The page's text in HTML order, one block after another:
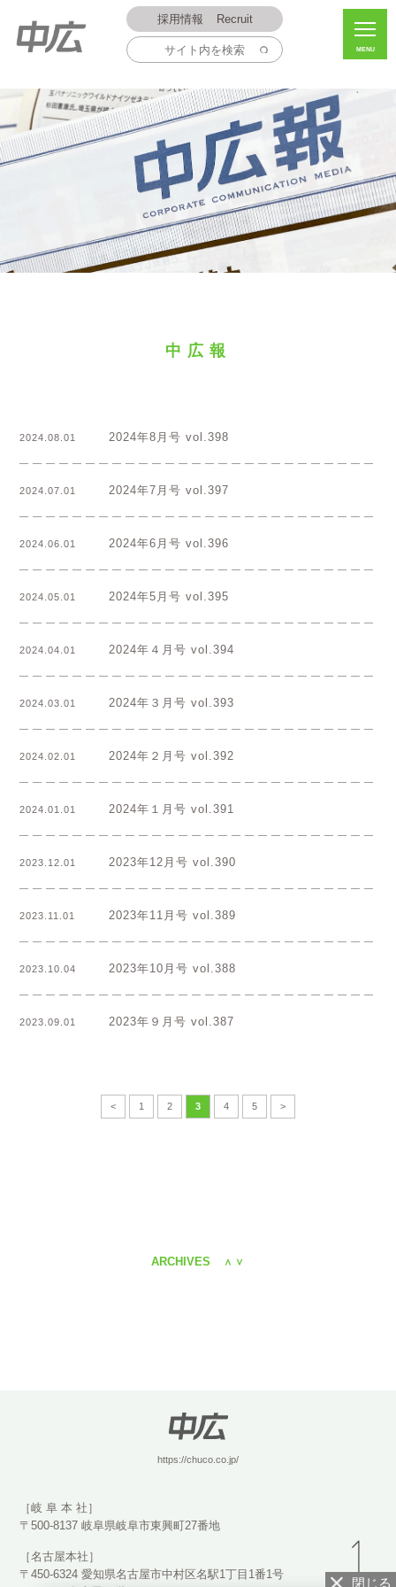
採用情報 Recruit
MENU
中広報
2024.08.01 2024年8月号 vol.398
2024.07.01 2024年7月号 vol.397
2024.06.01 2024年6月号 vol.396
2024.05.01 2024年5月号 vol.395
2024.04.01 2024年４月号 vol.394
2024.03.01 2024年３月号 vol.393
2024.02.01 2024年２月号 vol.392
2024.01.01 2024年１月号 vol.391
2023.12.01 2023年12月号 vol.390
2023.11.01 2023年11月号 vol.389
2023.10.04 2023年10月号 vol.388
2023.09.01 2023年９月号 vol.387
< 1 2 3 4 5 >
ARCHIVES ＜ ＞
https://chuco.co.jp/
［岐 阜 本 社］
〒500-8137 岐阜県岐阜市東興町27番地
［名古屋本社］
〒450-6324 愛知県名古屋市中村区名駅1丁目1番1号